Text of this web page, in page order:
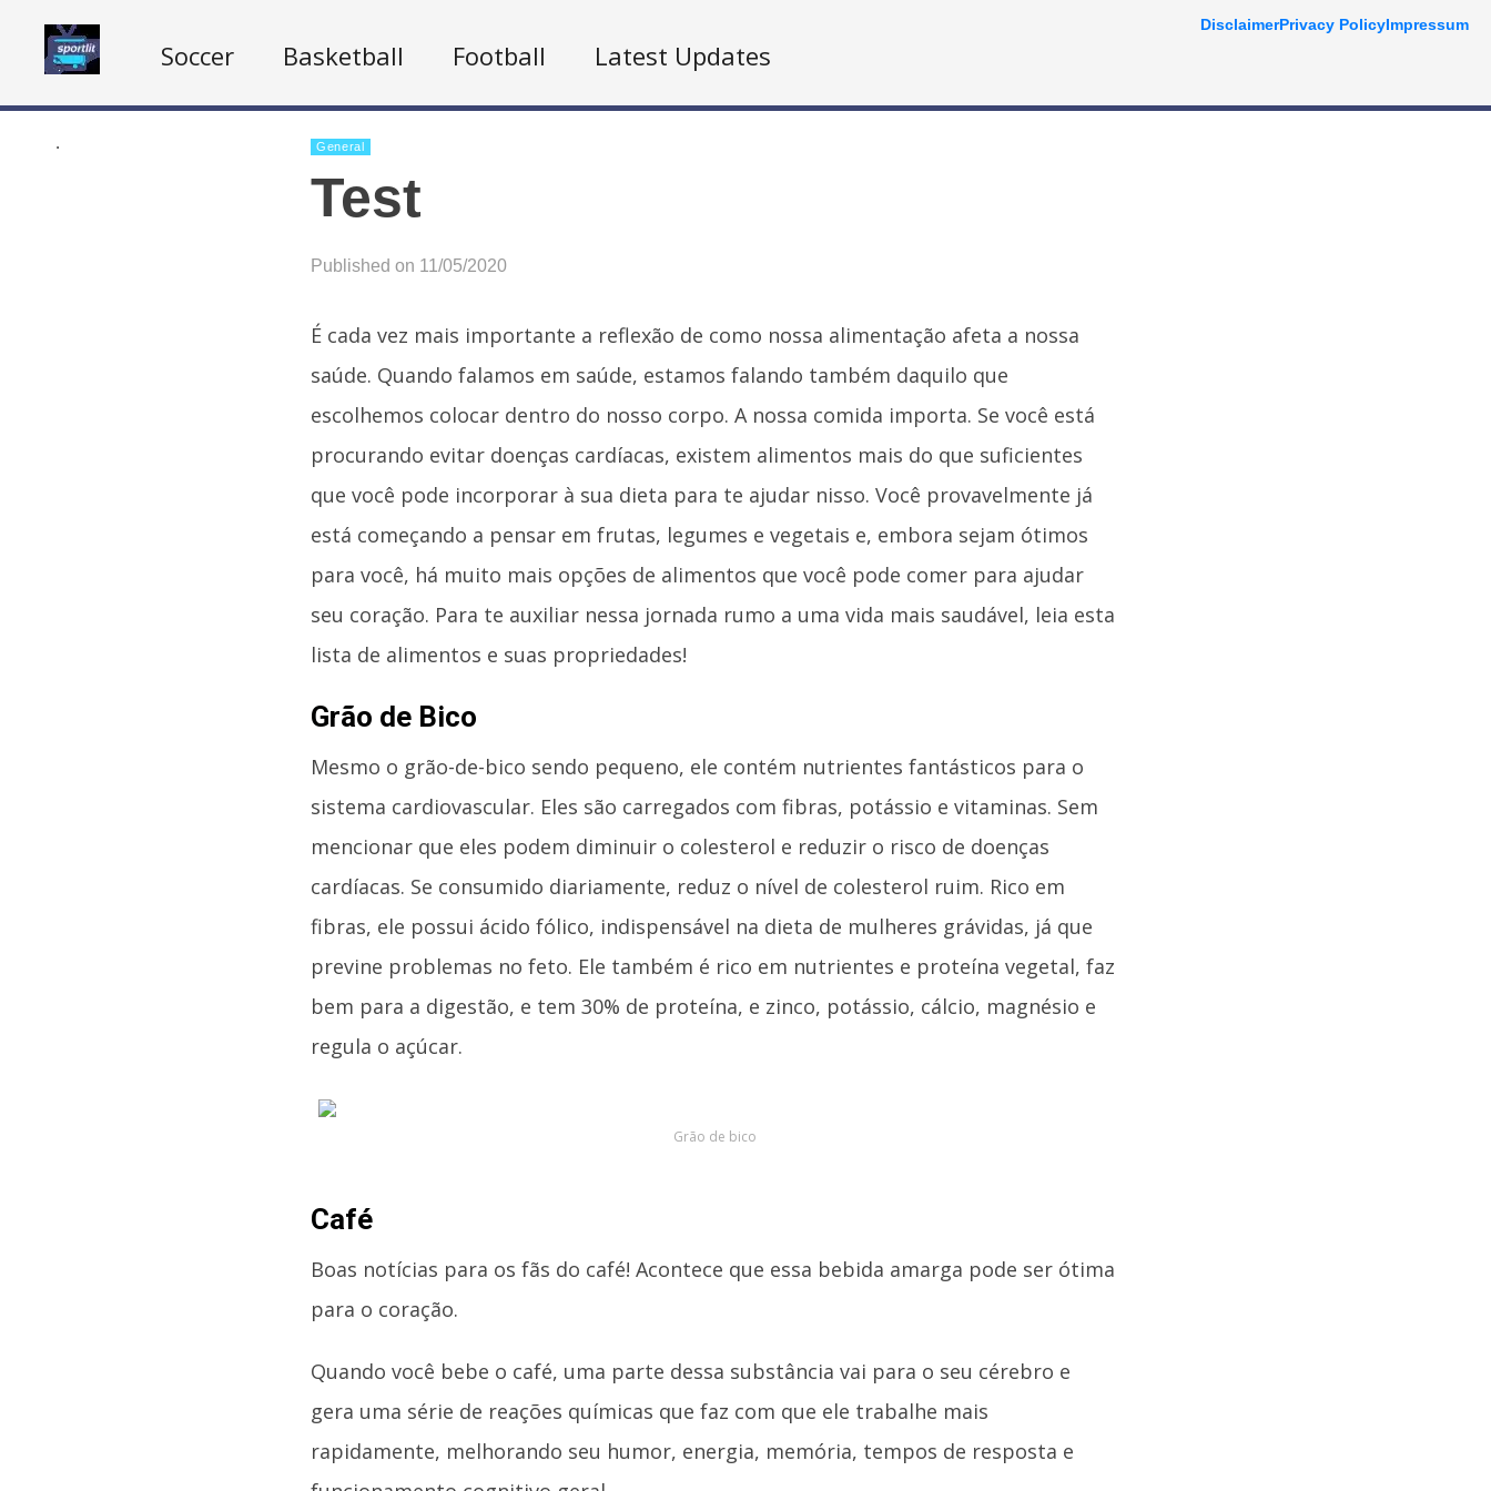
Soccer Basketball Football Latest Updates
. General
Test
Published on 11/05/2020
É cada vez mais importante a reflexão de como nossa alimentação afeta a nossa
saúde. Quando falamos em saúde, estamos falando também daquilo que
escolhemos colocar dentro do nosso corpo. A nossa comida importa. Se você está
procurando evitar doenças cardíacas, existem alimentos mais do que suficientes
que você pode incorporar à sua dieta para te ajudar nisso. Você provavelmente já
está começando a pensar em frutas, legumes e vegetais e, embora sejam ótimos
para você, há muito mais opções de alimentos que você pode comer para ajudar
seu coração. Para te auxiliar nessa jornada rumo a uma vida mais saudável, leia esta
lista de alimentos e suas propriedades!
Grão de Bico
Mesmo o grão-de-bico sendo pequeno, ele contém nutrientes fantásticos para o
sistema cardiovascular. Eles são carregados com fibras, potássio e vitaminas. Sem
mencionar que eles podem diminuir o colesterol e reduzir o risco de doenças
cardíacas. Se consumido diariamente, reduz o nível de colesterol ruim. Rico em
fibras, ele possui ácido fólico, indispensável na dieta de mulheres grávidas, já que
previne problemas no feto. Ele também é rico em nutrientes e proteína vegetal, faz
bem para a digestão, e tem 30% de proteína, e zinco, potássio, cálcio, magnésio e
regula o açúcar.
Grão de bico
Café
Boas notícias para os fãs do café! Acontece que essa bebida amarga pode ser ótima
para o coração.
Quando você bebe o café, uma parte dessa substância vai para o seu cérebro e
gera uma série de reações químicas que faz com que ele trabalhe mais
rapidamente, melhorando seu humor, energia, memória, tempos de resposta e
DisclaimerPrivacy PolicyImpressum